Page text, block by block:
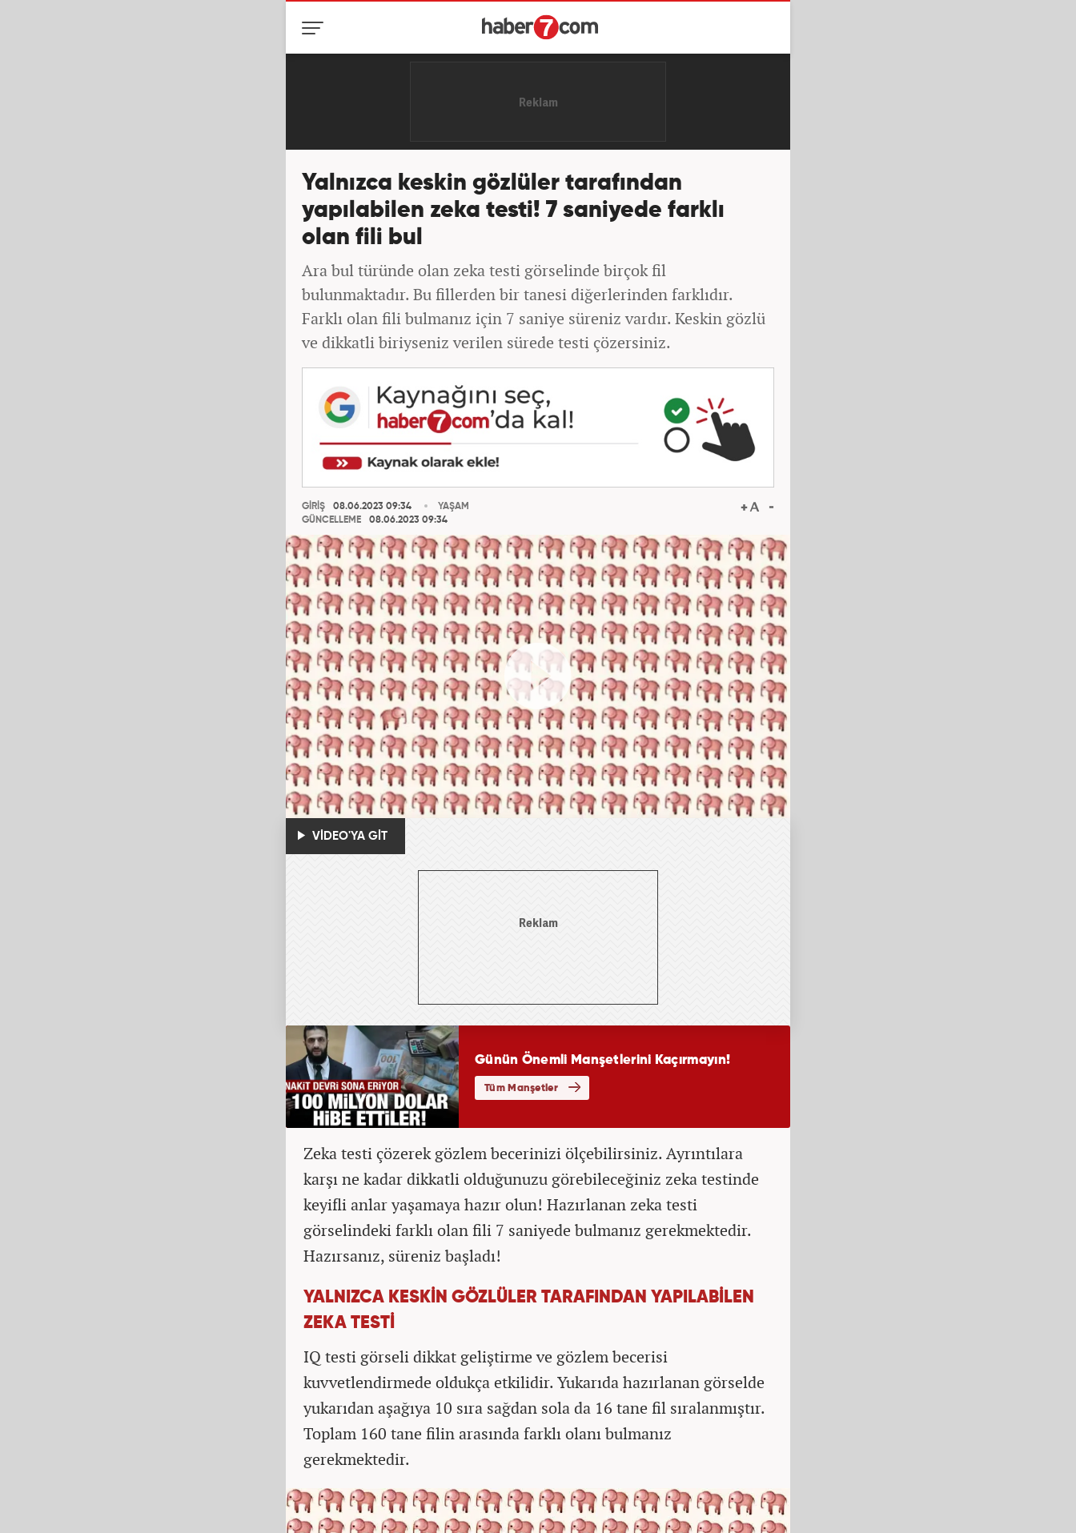
Yalnızca keskin gözlüler tarafından
yapılabilen zeka testi! 7 saniyede farklı
olan fili bul
Ara bul türünde olan zeka testi görselinde birçok fil
bulunmaktadır. Bu fillerden bir tanesi diğerlerinden farklıdır.
Farklı olan fili bulmanız için 7 saniye süreniz vardır. Keskin gözlü
ve dikkatli biriyseniz verilen sürede testi çözersiniz.
GİRİŞ
08.06.2023 09:34
GÜNCELLEME
08.06.2023 09:34
YAŞAM
VİDEO'YA GİT
Zeka testi çözerek gözlem becerinizi ölçebilirsiniz. Ayrıntılara
karşı ne kadar dikkatli olduğunuzu görebileceğiniz zeka testinde
keyifli anlar yaşamaya hazır olun! Hazırlanan zeka testi
görselindeki farklı olan fili 7 saniyede bulmanız gerekmektedir.
Hazırsanız, süreniz başladı!
YALNIZCA KESKİN GÖZLÜLER TARAFINDAN YAPILABİLEN
ZEKA TESTİ
IQ testi görseli dikkat geliştirme ve gözlem becerisi
kuvvetlendirmede oldukça etkilidir. Yukarıda hazırlanan görselde
yukarıdan aşağıya 10 sıra sağdan sola da 16 tane fil sıralanmıştır.
Toplam 160 tane filin arasında farklı olanı bulmanız
gerekmektedir.